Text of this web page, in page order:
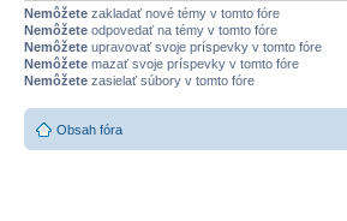
Nemôžete zakladať nové témy v tomto fóre
Nemôžete odpovedať na témy v tomto fóre
Nemôžete upravovať svoje príspevky v tomto fóre
Nemôžete mazať svoje príspevky v tomto fóre
Nemôžete zasielať súbory v tomto fóre
Obsah fóra